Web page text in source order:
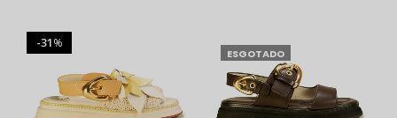
%
31
ESGOTADO